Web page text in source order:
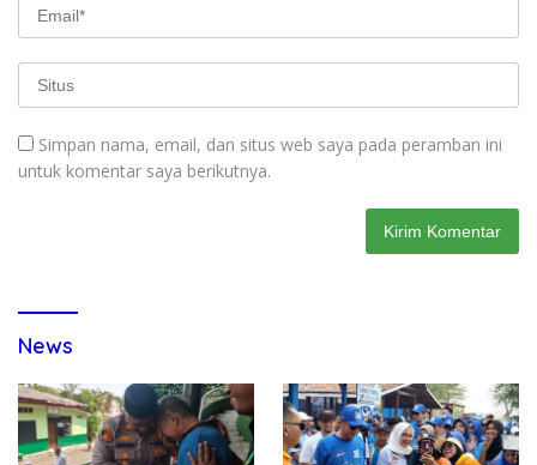
Simpan nama, email, dan situs web saya pada peramban ini
untuk komentar saya berikutnya.
News